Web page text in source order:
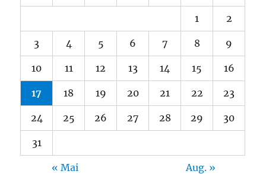
1 2
3 4 5 6 7 8 9
10 11 12 13 14 15 16
17 18 19 20 21 22 23
24 25 26 27 28 29 30
31
« Mai Aug. »